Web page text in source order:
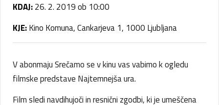
KDAJ:26. 2. 2019 ob 10:00
KJE:Kino Komuna, Cankarjeva 1, 1000 Ljubljana
V abonmaju Srečamo se v kinu vas vabimo k ogledu
filmske predstave Najtemnejša ura.
Film sledi navdihujoči in resnični zgodbi, ki je umeščena